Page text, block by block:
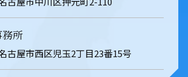
務所
古屋市西区児玉2丁目23番15号